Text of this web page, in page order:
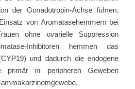
der Gonadotropin-Achse führen.
von Aromatasehemmern bei
ohne ovarielle Suppression
Inhibitoren hemmen das
und dadurch die endogene
primär in peripheren Geweben